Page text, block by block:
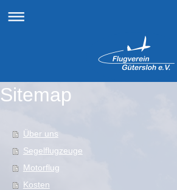
Sitemap
Über uns
Segelflugzeuge
Motorflug
Kosten